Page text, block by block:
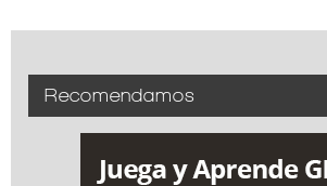
Recomendamos